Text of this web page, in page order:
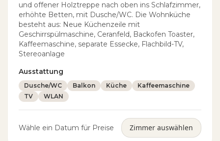
und offener Holztreppe nach oben ins Schlafzimmer,
erhöhte Betten, mit Dusche/WC. Die Wohnküche
besteht aus: Neue Küchenzeile mit
Geschirrspülmaschine, Ceranfeld, Backofen Toaster,
Kaffeemaschine, separate Essecke, Flachbild-TV,
Stereoanlage
Ausstattung
Dusche/WC Balkon Küche
Kaffeemaschine
TV
WLAN
Wähle ein Datum für Preise Zimmer auswählen